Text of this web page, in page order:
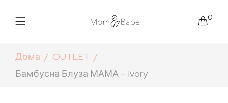
0
Дома
OUTLET
Бамбусна Блуза МАМА – Ivory